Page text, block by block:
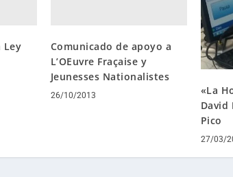
Ley
Comunicado de apoyo a
L’OEuvre Fraçaise y
Jeunesses Nationalistes
26/10/2013
«La
David
Pico
27/03/